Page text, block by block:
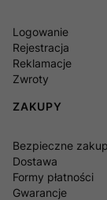
Logowanie
Rejestracja
Reklamacje
Zwroty
ZAKUPY
Bezpieczne
Dostawa
Formy płatności
Gwarancje